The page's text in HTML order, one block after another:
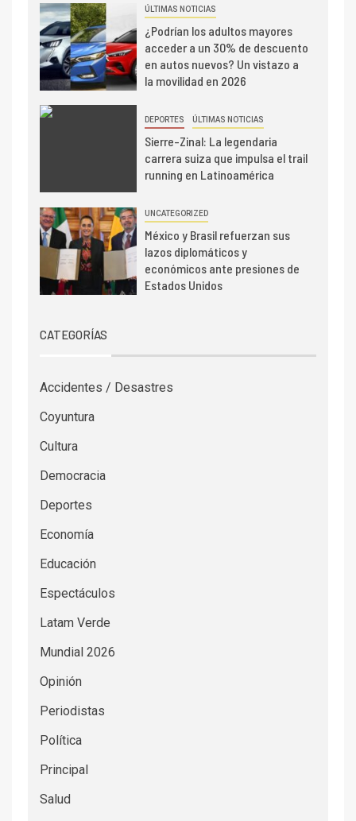
ÚLTIMAS NOTICIAS
¿Podrían los adultos mayores
acceder a un 30% de descuento
en autos nuevos? Un vistazo a
la movilidad en 2026
DEPORTES ÚLTIMAS NOTICIAS
Sierre-Zinal: La legendaria
carrera suiza que impulsa el trail
running en Latinoamérica
UNCATEGORIZED
México y Brasil refuerzan sus
lazos diplomáticos y
económicos ante presiones de
Estados Unidos
CATEGORÍAS
Accidentes / Desastres
Coyuntura
Cultura
Democracia
Deportes
Economía
Educación
Espectáculos
Latam Verde
Mundial 2026
Opinión
Periodistas
Política
Principal
Salud